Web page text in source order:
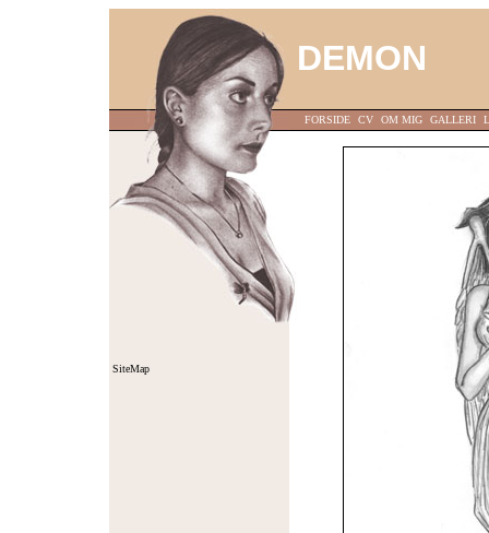
DEMON
FORSIDE CV OM MIG GALLERI
SiteMap